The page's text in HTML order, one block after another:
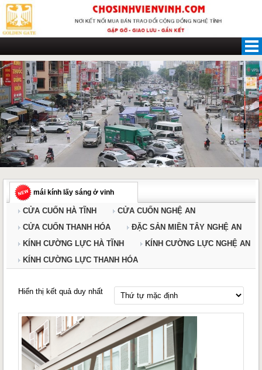
Skip
content
mái kính lấy sáng ở vinh
CỬA CUỐN HÀ TĨNH
CỬA CUỐN NGHỆ AN
CỬA CUỐN THANH HÓA
ĐẶC SẢN MIỀN TÂY NGHỆ AN
KÍNH CƯỜNG LỰC HÀ TĨNH
KÍNH CƯỜNG LỰC NGHỆ AN
KÍNH CƯỜNG LỰC THANH HÓA
Hiển thị kết quả duy nhất